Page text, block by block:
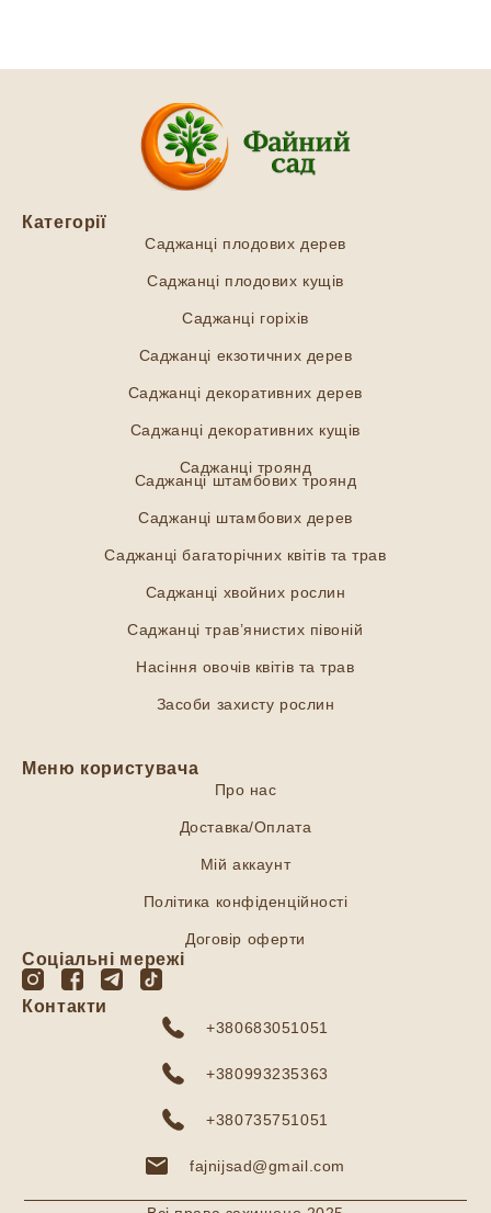
Категорії
Саджанці плодових дерев
Саджанці плодових кущів
Саджанці горіхів
Саджанці екзотичних дерев
Саджанці декоративних дерев
Саджанці декоративних кущів
Саджанці троянд
Саджанці штамбових троянд
Саджанці штамбових дерев
Саджанці багаторічних квітів та трав
Саджанці хвойних рослин
Саджанці трав’янистих півоній
Насіння овочів квітів та трав
Засоби захисту рослин
Меню користувача
Про нас
Доставка/Оплата
Мій аккаунт
Політика конфіденційності
Договір оферти
Соціальні мережі
Контакти
+380683051051
+380993235363
+380735751051
fajnijsad@gmail.com